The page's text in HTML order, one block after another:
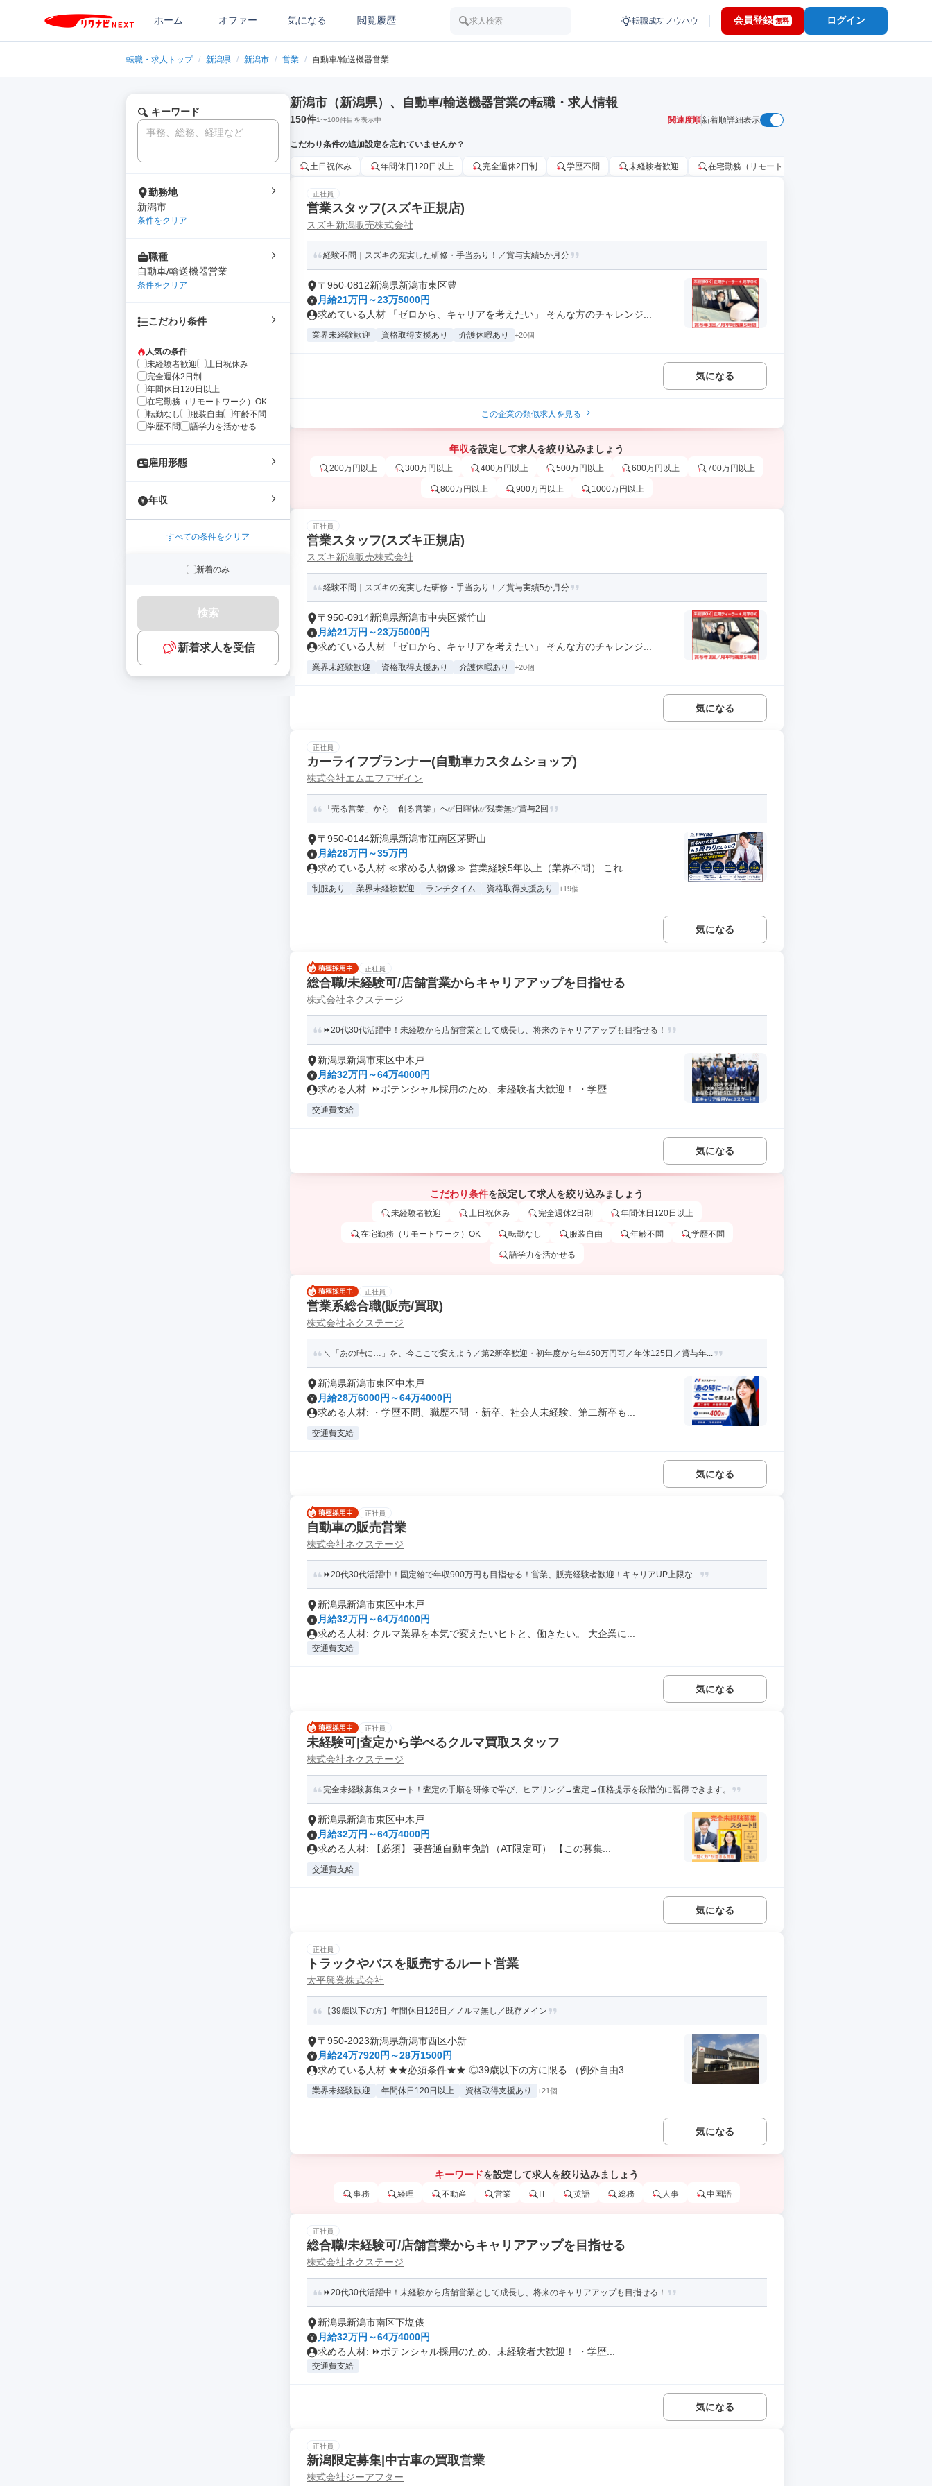
ホーム オファー 気になる 閲覧履歴 求人検索 転職成功ノウハウ 会員登録 無料 ログイン
転職・求人トップ / 新潟県 / 新潟市 / 営業 / 自動車/輸送機器営業
キーワード
勤務地
新潟市
条件をクリア
職種
自動車/輸送機器営業
条件をクリア
こだわり条件
人気の条件
未経験者歓迎
土日祝休み
完全週休2日制
年間休日120日以上
在宅勤務（リモートワーク）OK
転勤なし
服装自由
年齢不問
学歴不問
語学力を活かせる
雇用形態
年収
すべての条件をクリア
新着のみ
検索
新着求人を受信
新潟市（新潟県）、自動車/輸送機器営業の転職・求人情報
150件1〜100件目を表示中 関連度順新着順詳細表示
こだわり条件の追加設定を忘れていませんか？
土日祝休み 年間休日120日以上 完全週休2日制 学歴不問 未経験者歓迎 在宅勤務（リモートワーク）OK
正社員
営業スタッフ(スズキ正規店)
スズキ新潟販売株式会社
経験不問｜スズキの充実した研修・手当あり！／賞与実績5か月分
〒950-0812新潟県新潟市東区豊
月給21万円～23万5000円
求めている人材 「ゼロから、キャリアを考えたい」 そんな方のチャレンジ...
業界未経験歓迎 資格取得支援あり 介護休暇あり +20個
気になる
この企業の類似求人を見る
年収を設定して求人を絞り込みましょう
200万円以上 300万円以上 400万円以上 500万円以上 600万円以上 700万円以上
800万円以上 900万円以上 1000万円以上
正社員
営業スタッフ(スズキ正規店)
スズキ新潟販売株式会社
経験不問｜スズキの充実した研修・手当あり！／賞与実績5か月分
〒950-0914新潟県新潟市中央区紫竹山
月給21万円～23万5000円
求めている人材 「ゼロから、キャリアを考えたい」 そんな方のチャレンジ...
業界未経験歓迎 資格取得支援あり 介護休暇あり +20個
気になる
正社員
カーライフプランナー(自動車カスタムショップ)
株式会社エムエフデザイン
「売る営業」から「創る営業」へ✅日曜休✅残業無✅賞与2回
〒950-0144新潟県新潟市江南区茅野山
月給28万円～35万円
求めている人材 ≪求める人物像≫ 営業経験5年以上（業界不問） これ...
制服あり 業界未経験歓迎 ランチタイム 資格取得支援あり +19個
気になる
正社員
総合職/未経験可/店舗営業からキャリアアップを目指せる
株式会社ネクステージ
⏩️20代30代活躍中！未経験から店舗営業として成長し、将来のキャリアアップも目指せる！
新潟県新潟市東区中木戸
月給32万円～64万4000円
求める人材: ⏩️ポテンシャル採用のため、未経験者大歓迎！ ・学歴...
交通費支給
気になる
こだわり条件を設定して求人を絞り込みましょう
未経験者歓迎 土日祝休み 完全週休2日制 年間休日120日以上
在宅勤務（リモートワーク）OK 転勤なし 服装自由 年齢不問 学歴不問
語学力を活かせる
正社員
営業系総合職(販売/買取)
株式会社ネクステージ
＼「あの時に…」を、今ここで変えよう／第2新卒歓迎・初年度から年450万円可／年休125日／賞与年...
新潟県新潟市東区中木戸
月給28万6000円～64万4000円
求める人材: ・学歴不問、職歴不問 ・新卒、社会人未経験、第二新卒も...
交通費支給
気になる
正社員
自動車の販売営業
株式会社ネクステージ
⏩️20代30代活躍中！固定給で年収900万円も目指せる！営業、販売経験者歓迎！キャリアUP上限な...
新潟県新潟市東区中木戸
月給32万円～64万4000円
求める人材: クルマ業界を本気で変えたいヒトと、働きたい。 大企業に...
交通費支給
気になる
正社員
未経験可|査定から学べるクルマ買取スタッフ
株式会社ネクステージ
完全未経験募集スタート！査定の手順を研修で学び、ヒアリング→査定→価格提示を段階的に習得できます。
新潟県新潟市東区中木戸
月給32万円～64万4000円
求める人材: 【必須】 要普通自動車免許（AT限定可） 【この募集...
交通費支給
気になる
正社員
トラックやバスを販売するルート営業
太平興業株式会社
【39歳以下の方】年間休日126日／ノルマ無し／既存メイン
〒950-2023新潟県新潟市西区小新
月給24万7920円～28万1500円
求めている人材 ★★必須条件★★ ◎39歳以下の方に限る （例外自由3...
業界未経験歓迎 年間休日120日以上 資格取得支援あり +21個
気になる
キーワードを設定して求人を絞り込みましょう
事務 経理 不動産 営業 IT 英語 総務 人事 中国語
正社員
総合職/未経験可/店舗営業からキャリアアップを目指せる
株式会社ネクステージ
⏩️20代30代活躍中！未経験から店舗営業として成長し、将来のキャリアアップも目指せる！
新潟県新潟市南区下塩俵
月給32万円～64万4000円
求める人材: ⏩️ポテンシャル採用のため、未経験者大歓迎！ ・学歴...
交通費支給
気になる
正社員
新潟限定募集|中古車の買取営業
株式会社ジーアフター